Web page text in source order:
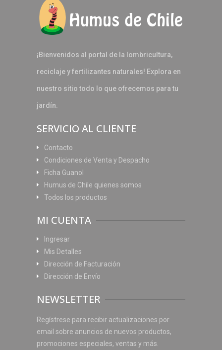
¡Bienvenidos al portal de la lombricultura,
reciclaje y fertilizantes naturales! Explora en
nuestro sitio todo lo que ofrecemos para tu
jardín.
SERVICIO AL CLIENTE
Contacto
Condiciones de Venta y Despacho
Ficha Guanol
Humus de Chile quienes somos
Todos los productos
MI CUENTA
Ingresar
Mis Detalles
Dirección de Facturación
Dirección de Envío
NEWSLETTER
Regístrese para recibir actualizaciones por
email sobre anuncios de nuevos productos,
promociones especiales, ventas y más.